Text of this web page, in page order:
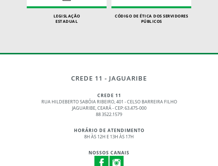
LEGISLAÇÃO
ESTADUAL
CÓDIGO DE ÉTICA DOS SERVIDORES
PÚBLICOS
CREDE 11 - JAGUARIBE
CREDE 11
RUA HILDEBERTO SABÓIA RIBEIRO, 401 - CELSO BARREIRA FILHO
JAGUARIBE, CEARÁ - CEP: 63.475-000
88 3522.1579
HORÁRIO DE ATENDIMENTO
8H ÀS 12H E 13H ÀS 17H
NOSSOS CANAIS